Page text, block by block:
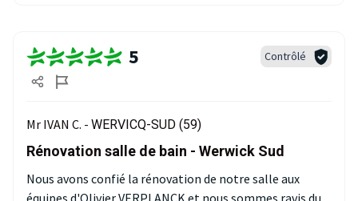
5 Contrôlé
Mr IVAN C. - WERVICQ-SUD (59)
Rénovation salle de bain - Werwick Sud
Nous avons confié la rénovation de notre salle aux
équipes d'Olivier VERPLANCK et nous sommes ravis du